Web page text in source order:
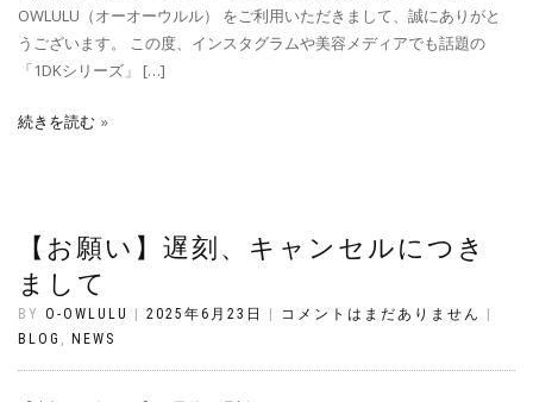
OWLULU（オーオーウルル） をご利用いただきまして、誠にありがと
うございます。 この度、インスタグラムや美容メディアでも話題の
「1DKシリーズ」 […]
続きを読む
【お願い】遅刻、キャンセルにつき
まして
BY O-OWLULU 2025年6月23日 コメントはまだありません
BLOG , NEWS